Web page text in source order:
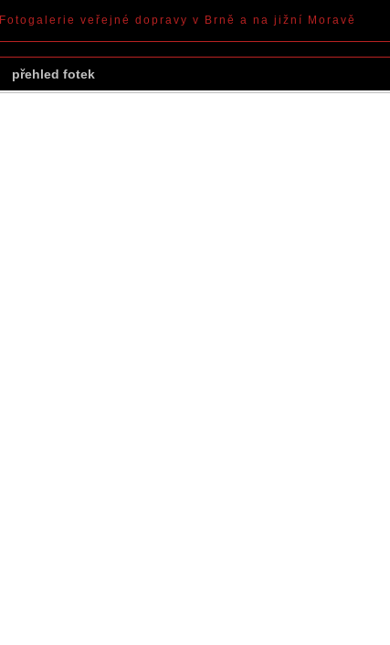
přehled fotek
Fotogalerie veřejné dopravy v Brně a na jižní Moravě